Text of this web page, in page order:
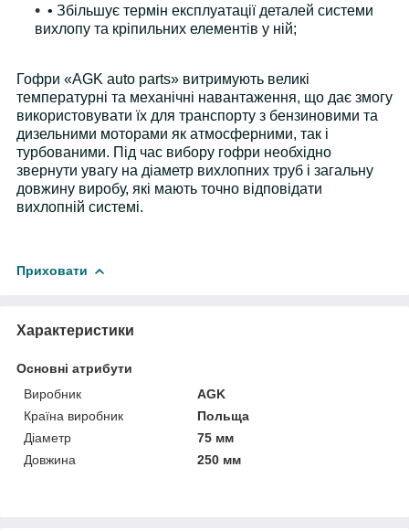
• Збільшує термін експлуатації деталей системи
вихлопу та кріпильних елементів у ній;
Гофри «AGK auto parts» витримують великі
температурні та механічні навантаження, що дає змогу
використовувати їх для транспорту з бензиновими та
дизельними моторами як атмосферними, так і
турбованими. Під час вибору гофри необхідно
звернути увагу на діаметр вихлопних труб і загальну
довжину виробу, які мають точно відповідати
вихлопній системі.
Приховати
Характеристики
Основні атрибути
Виробник
AGK
Країна виробник
Польща
Діаметр
75 мм
Довжина
250 мм